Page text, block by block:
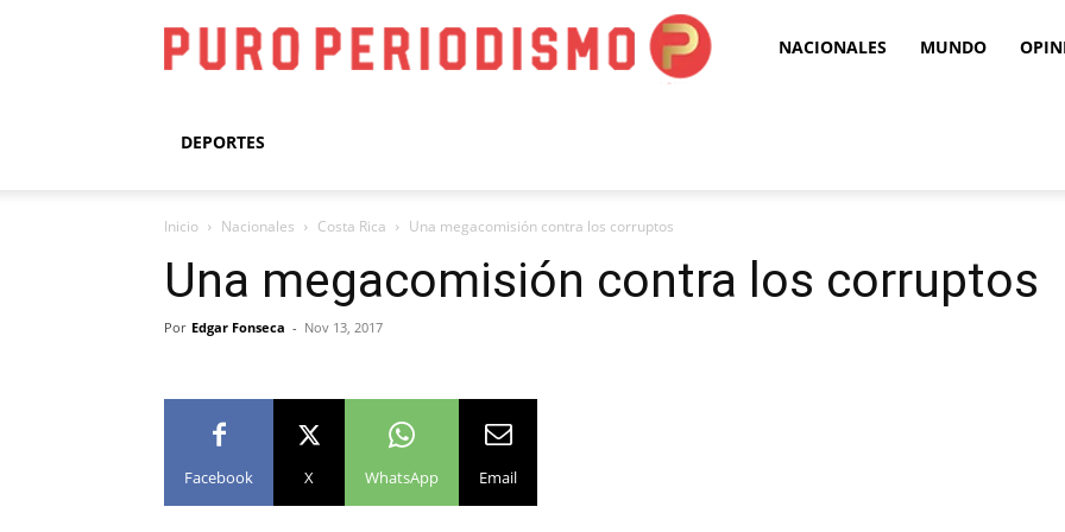
Puro NACIONALES MUNDO
DEPORTES
Inicio Nacionales Costa Rica Una megacomisión contra los corruptos
Una megacomisión contra los corruptos
Por Edgar Fonseca - Nov 13, 2017
Facebook X WhatsApp Email